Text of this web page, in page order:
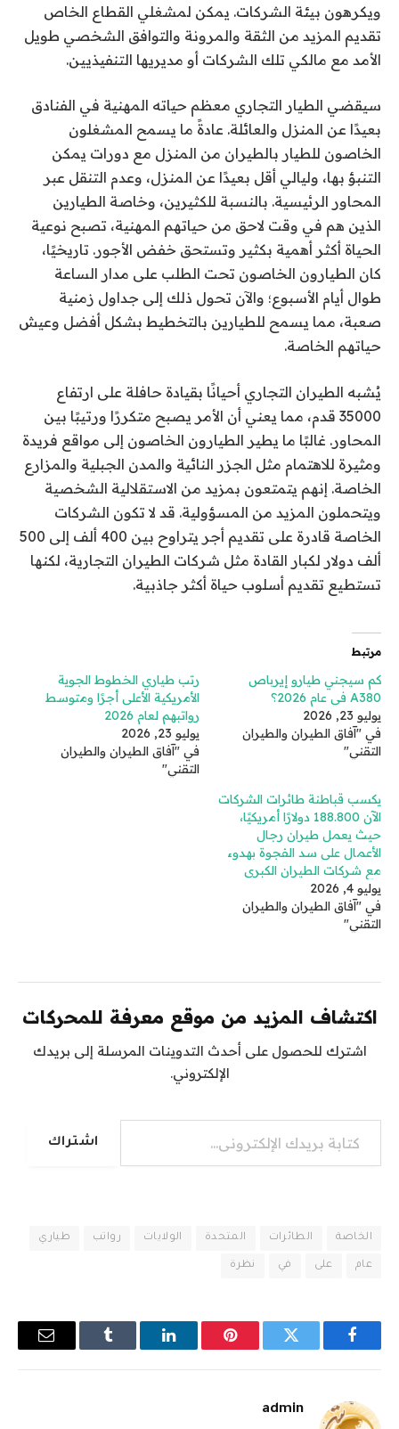
ويكرهون بيئة الشركات. يمكن لمشغلي القطاع الخاص
تقديم المزيد من الثقة والمرونة والتوافق الشخصي طويل
الأمد مع مالكي تلك الشركات أو مديريها التنفيذيين.
سيقضي الطيار التجاري معظم حياته المهنية في الفنادق
بعيدًا عن المنزل والعائلة. عادةً ما يسمح المشغلون
الخاصون للطيار بالطيران من المنزل مع دورات يمكن
التنبؤ بها، وليالي أقل بعيدًا عن المنزل، وعدم التنقل عبر
المحاور الرئيسية. بالنسبة للكثيرين، وخاصة الطيارين
الذين هم في وقت لاحق من حياتهم المهنية، تصبح نوعية
الحياة أكثر أهمية بكثير وتستحق خفض الأجور. تاريخيًا،
كان الطيارون الخاصون تحت الطلب على مدار الساعة
طوال أيام الأسبوع؛ والآن تحول ذلك إلى جداول زمنية
صعبة، مما يسمح للطيارين بالتخطيط بشكل أفضل وعيش
حياتهم الخاصة.
يُشبه الطيران التجاري أحيانًا بقيادة حافلة على ارتفاع
35000 قدم، مما يعني أن الأمر يصبح متكررًا ورتيبًا بين
المحاور. غالبًا ما يطير الطيارون الخاصون إلى مواقع فريدة
ومثيرة للاهتمام مثل الجزر النائية والمدن الجبلية والمزارع
الخاصة. إنهم يتمتعون بمزيد من الاستقلالية الشخصية
ويتحملون المزيد من المسؤولية. قد لا تكون الشركات
الخاصة قادرة على تقديم أجر يتراوح بين 400 ألف إلى 500
ألف دولار لكبار القادة مثل شركات الطيران التجارية، لكنها
تستطيع تقديم أسلوب حياة أكثر جاذبية.
مرتبط
كم سيجني طيارو إيرباص
A380 في عام 2026؟
يوليو 23, 2026
في "آفاق الطيران والطيران
التقني"
رتب طياري الخطوط الجوية
الأمريكية الأعلى أجرًا ومتوسط ​​
رواتبهم لعام 2026
يوليو 23, 2026
في "آفاق الطيران والطيران
التقني"
يكسب قباطنة طائرات الشركات
الآن 188.800 دولارًا أمريكيًا،
حيث يعمل طيران رجال
الأعمال على سد الفجوة بهدوء
مع شركات الطيران الكبرى
يوليو 4, 2026
في "آفاق الطيران والطيران
التقني"
اكتشاف المزيد من موقع معرفة للمحركات
اشترك للحصول على أحدث التدوينات المرسلة إلى بريدك
الإلكتروني.
كتابة بريدك الإلكتروني...
اشتراك
الخاصة الطائرات المتحدة الولايات رواتب طياري
عام على في نظرة
فيسبوك تويتر بينتيريستلينكدإن Tumblr
البريد
admin